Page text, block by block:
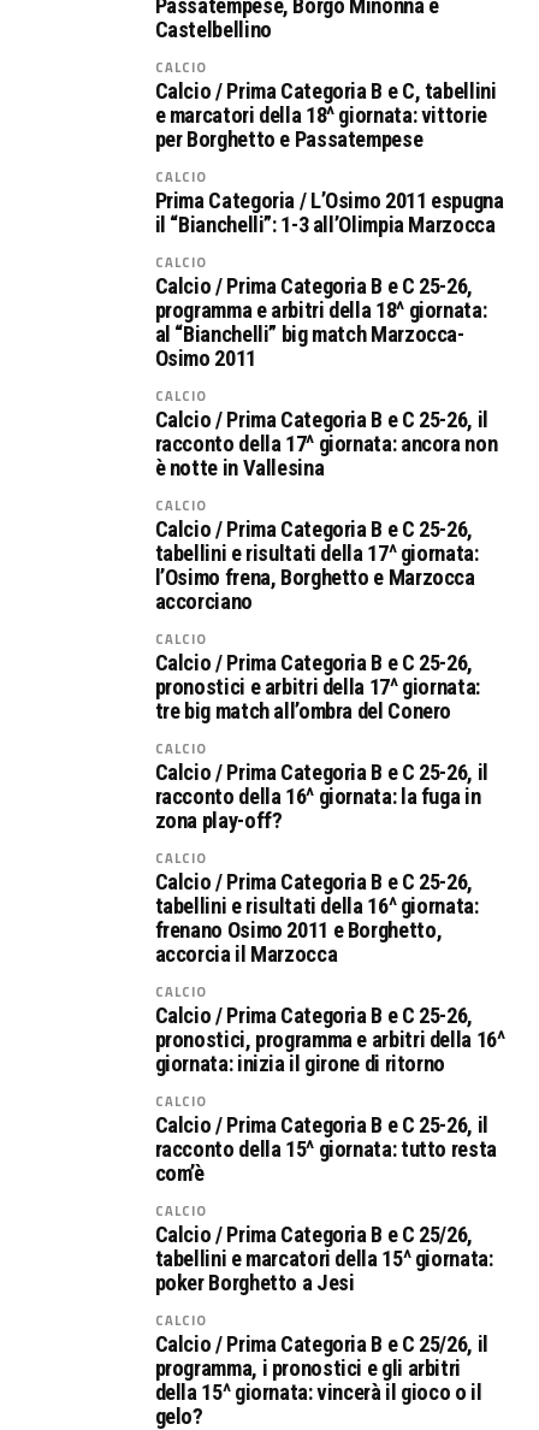
Castelbellino
CALCIO
Calcio / Prima Categoria B e C, tabellini
e marcatori della 18^ giornata: vittorie
per Borghetto e Passatempese
CALCIO
Prima Categoria / L’Osimo 2011 espugna
il “Bianchelli”: 1-3 all’Olimpia Marzocca
CALCIO
Calcio / Prima Categoria B e C 25-26,
programma e arbitri della 18^ giornata:
al “Bianchelli” big match Marzocca-
Osimo 2011
CALCIO
Calcio / Prima Categoria B e C 25-26, il
racconto della 17^ giornata: ancora non
è notte in Vallesina
CALCIO
Calcio / Prima Categoria B e C 25-26,
tabellini e risultati della 17^ giornata:
l’Osimo frena, Borghetto e Marzocca
accorciano
CALCIO
Calcio / Prima Categoria B e C 25-26,
pronostici e arbitri della 17^ giornata:
tre big match all’ombra del Conero
CALCIO
Calcio / Prima Categoria B e C 25-26, il
racconto della 16^ giornata: la fuga in
zona play-off?
CALCIO
Calcio / Prima Categoria B e C 25-26,
tabellini e risultati della 16^ giornata:
frenano Osimo 2011 e Borghetto,
accorcia il Marzocca
CALCIO
Calcio / Prima Categoria B e C 25-26,
pronostici, programma e arbitri della 16^
giornata: inizia il girone di ritorno
CALCIO
Calcio / Prima Categoria B e C 25-26, il
racconto della 15^ giornata: tutto resta
com’è
CALCIO
Calcio / Prima Categoria B e C 25/26,
tabellini e marcatori della 15^ giornata:
poker Borghetto a Jesi
CALCIO
Calcio / Prima Categoria B e C 25/26, il
programma, i pronostici e gli arbitri
della 15^ giornata: vincerà il gioco o il
gelo?